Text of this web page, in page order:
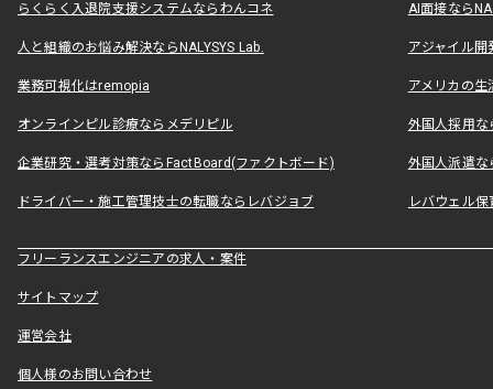
らくらく入退院支援システムならわんコネ AI面接なら
人と組織のお悩み解決ならNALYSYS Lab. アジャイル
業務可視化はremopia アメリカの
オンラインピル診療ならメデリピル 外国人採用
企業研究・選考対策ならFactBoard(ファクトボード) 外国人派遣な
ドライバー・施工管理技士の転職ならレバジョブ レバウェル
フリーランスエンジニアの求人・案件
サイトマップ
運営会社
個人様のお問い合わせ